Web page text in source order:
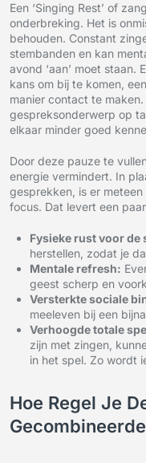
Een ‘Singing Rest’ of
onderbreking. Het is
behouden. Constant
stembanden en kan
avond ‘aan’ moet
kans om bij te komen,
manier contact te
gespreksonderwerp op
elkaar minder goed
Door deze pauze te
energie vermindert. In
gesprekken, is er
focus. Dat levert een
Fysieke rust voor de
herstellen, zodat je
Mentale refresh:
geest scherp en
Versterkte sociale
meeleven bij een
Verhoogde totale
zijn met zingen,
in het spel. Zo wordt
Hoe Regel Je